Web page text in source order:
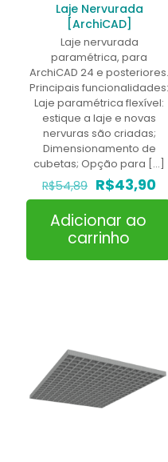
Laje Nervurada
[ArchiCAD]
Laje nervurada
paramétrica, para
ArchiCAD 24 e posteriores.
Principais funcionalidades:
Laje paramétrica flexível:
estique a laje e novas
nervuras são criadas;
Dimensionamento de
cubetas; Opção para […]
R$54,89 O
preço
original
era:
R$54,89.
R$43,90O
Adicionar ao
carrinho